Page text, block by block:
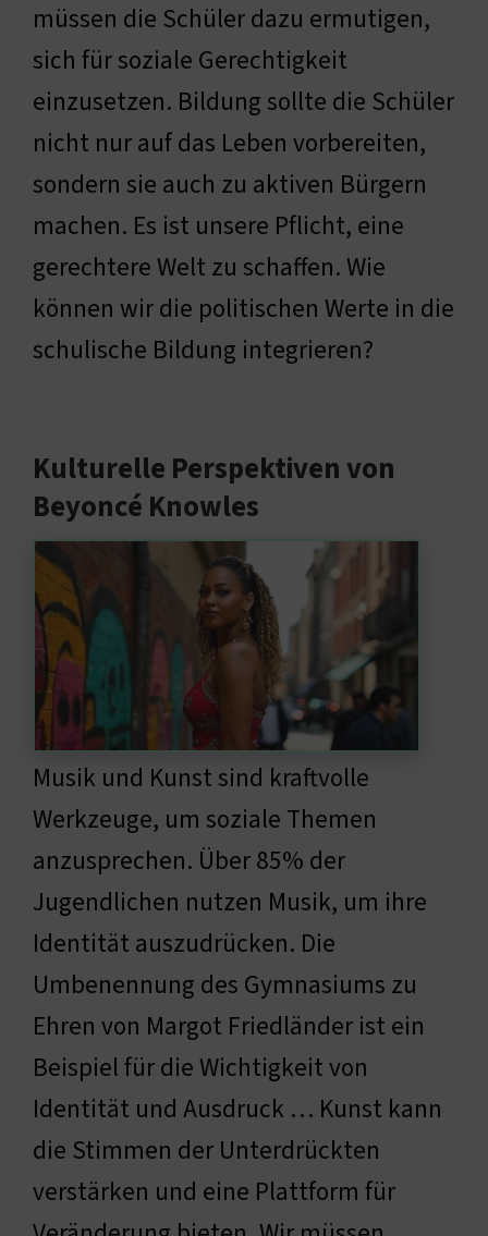
müssen die Schüler dazu ermutigen,
sich für soziale Gerechtigkeit
einzusetzen. Bildung sollte die Schüler
nicht nur auf das Leben vorbereiten,
sondern sie auch zu aktiven Bürgern
machen. Es ist unsere Pflicht, eine
gerechtere Welt zu schaffen. Wie
können wir die politischen Werte in die
schulische Bildung integrieren?
Kulturelle Perspektiven von
Beyoncé Knowles
Musik und Kunst sind kraftvolle
Werkzeuge, um soziale Themen
anzusprechen. Über 85% der
Jugendlichen nutzen Musik, um ihre
Identität auszudrücken. Die
Umbenennung des Gymnasiums zu
Ehren von Margot Friedländer ist ein
Beispiel für die Wichtigkeit von
Identität und Ausdruck … Kunst kann
die Stimmen der Unterdrückten
verstärken und eine Plattform für